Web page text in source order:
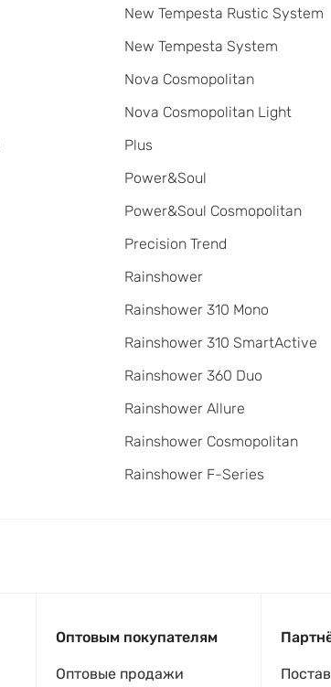
New Tempesta Rustic System
New Tempesta System
Nova Cosmopolitan
Nova Cosmopolitan Light
Plus
Power&Soul
Power&Soul Cosmopolitan
Precision Trend
Rainshower
Rainshower 310 Mono
Rainshower 310 SmartActive
Rainshower 360 Duo
Rainshower Allure
Rainshower Cosmopolitan
Rainshower F-Series
Оптовым покупателям
Оптовые продажи